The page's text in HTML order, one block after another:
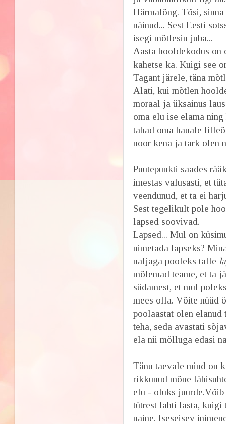
Härmalõng. Tõsi,
näinud... Sest Eesti
isegi mõtlesin juba...
Aasta hooldekodus on
kahetse ka. Kuigi see
Tagant järele, täna
Alati, kui mõtlen
moraal ja üksainus
oma elu ise elama
tahad oma hauale
noor kena ja tark olen
Puutepunkti saades
imestas valusasti, et
veendunud, et ta ei
Sest tegelikult pole
lapsed soovivad.
Lapsed... Mul on
nimetada lapseks?
naljaga pooleks talle
mõlemad teame, et ta
südamest, et mul
mees olla. Võite nüüd
poolaastat olen
teha, seda avastati
ela nii mölluga edasi
Tänu taevale mind on
rikkunud mõne
elu - oluks
tütrest lahti lasta, kuigi
naine. Iseseisev